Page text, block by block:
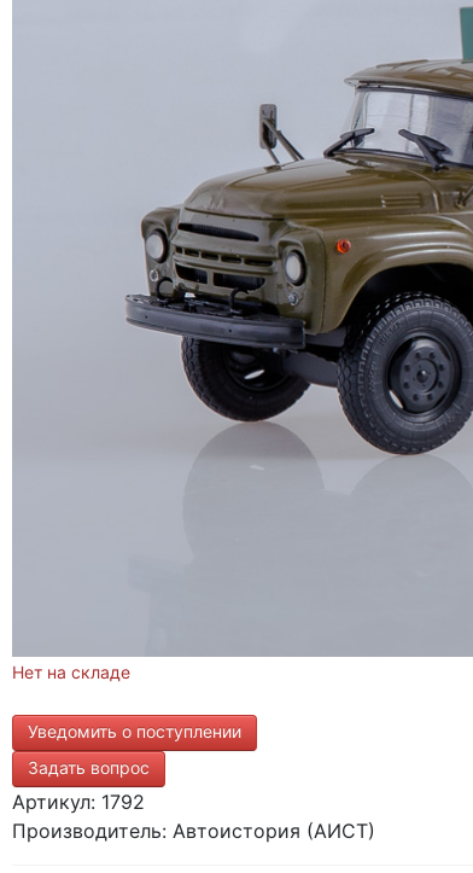
Нет на складе
Уведомить о поступлении
Задать вопрос
Артикул: 1792
Производитель: Автоистория (АИСТ)